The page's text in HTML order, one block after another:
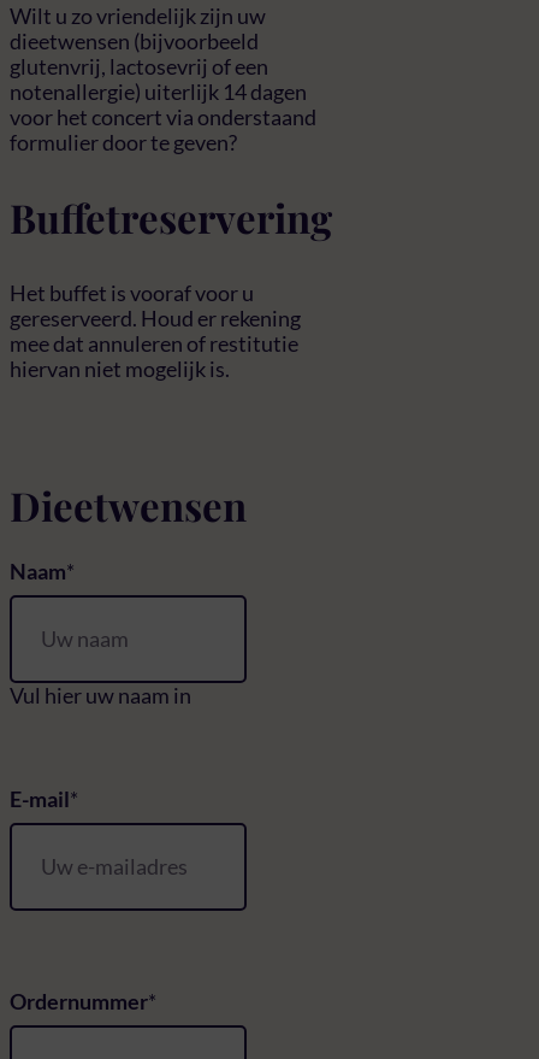
Wilt u zo vriendelijk zijn uw
dieetwensen (bijvoorbeeld
glutenvrij, lactosevrij of een
notenallergie) uiterlijk 14 dagen
voor het concert via onderstaand
formulier door te geven?
Buffetreservering
Het buffet is vooraf voor u
gereserveerd. Houd er rekening
mee dat annuleren of restitutie
hiervan niet mogelijk is.
Dieetwensen
Naam
Vul hier uw naam in
E-mail
Ordernummer